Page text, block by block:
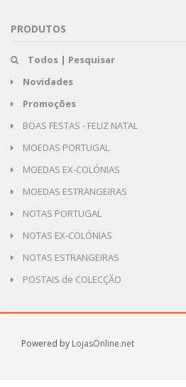
PRODUTOS
Todos | Pesquisar
Novidades
Promoções
BOAS FESTAS - FELIZ NATAL
MOEDAS PORTUGAL
MOEDAS EX-COLÓNIAS
MOEDAS ESTRANGEIRAS
NOTAS PORTUGAL
NOTAS EX-COLÓNIAS
NOTAS ESTRANGEIRAS
POSTAIS de COLECÇÃO
Powered by LojasOnline.net